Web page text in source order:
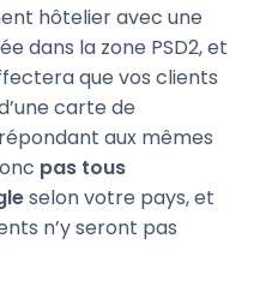
hôtelier avec une
dans la zone PSD2, et
que vos clients
carte de
aux mêmes
pas tous
selon votre pays, et
n’y seront pas